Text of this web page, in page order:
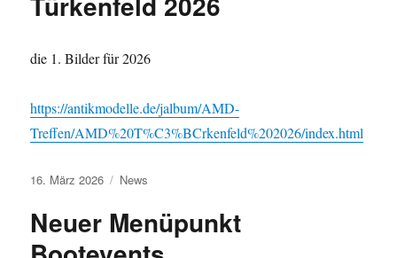
die 1. Bilder für 2026
https://antikmodelle.de/jalbum/AMD-
Treffen/AMD%20T%C3%BCrkenfeld%202026/index.html
Veröffentlicht
16. März 2026 Kategorien
News
Neuer Menüpunkt